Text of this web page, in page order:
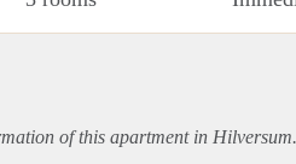
of this apartmentin Hilversum.